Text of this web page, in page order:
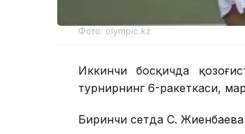
Фото: olympic.kz
Иккинчи босқичда
турнирнинг 6-ракеткаси,
Биринчи сетда С.